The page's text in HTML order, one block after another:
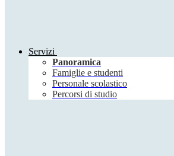
Servizi
Panoramica
Famiglie e studenti
Personale scolastico
Percorsi di studio